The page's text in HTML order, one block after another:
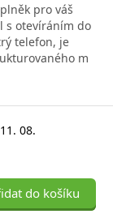
pro váš
s otevíráním do
telefon, je
m
08.
do košíku